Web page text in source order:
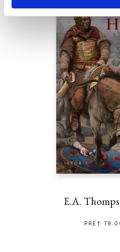
E.A.
PREȚ